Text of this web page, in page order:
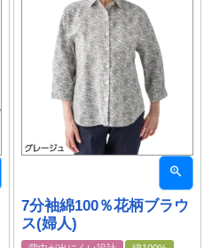
7分袖綿100％花柄ブラウ
ス(婦人)